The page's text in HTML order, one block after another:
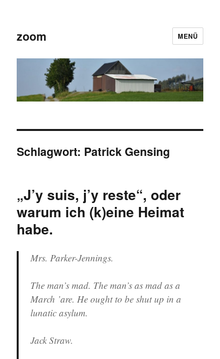
zoom MENÜ
Schlagwort: Patrick Gensing
„J’y suis, j’y reste“, oder
warum ich (k)eine Heimat
habe.
Mrs. Parker-Jennings.
The man’s mad. The man’s as mad as a
March ’are. He ought to be shut up in a
lunatic asylum.
Jack Straw.